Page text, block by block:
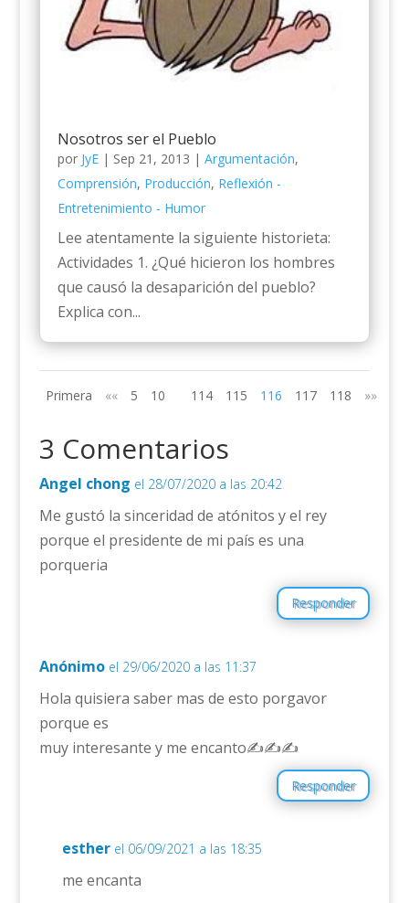
Nosotros ser el Pueblo
por JyE| Sep 21, 2013 | Argumentación,
Comprensión, Producción, Reflexión -
Entretenimiento - Humor
Lee atentamente la siguiente historieta:
Actividades 1. ¿Qué hicieron los hombres
que causó la desaparición del pueblo?
Explica con...
Primera «« 5 10 114 115 116 117 118 »»
3 Comentarios
Angel chong el 28/07/2020 a las 20:42
Me gustó la sinceridad de atónitos y el rey
porque el presidente de mi país es una
porqueria
Responder
Anónimo el 29/06/2020 a las 11:37
Hola quisiera saber mas de esto porgavor
porque es
muy interesante y me encanto✍✍✍
Responder
esther el 06/09/2021 a las 18:35
me encanta